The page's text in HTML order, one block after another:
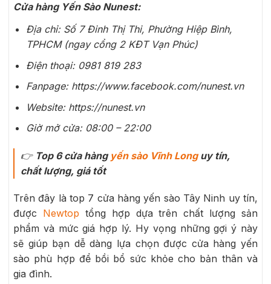
Cửa hàng Yến Sào Nunest:
Địa chỉ: Số 7 Đinh Thị Thi, Phường Hiệp Bình,
TPHCM (ngay cổng 2 KĐT Vạn Phúc)
Điện thoại: 0981 819 283
Fanpage: https://www.facebook.com/nunest.vn
Website: https://nunest.vn
Giờ mở cửa: 08:00 – 22:00
👉 Top 6 cửa hàng yến sào Vĩnh Longuy tín,
chất lượng, giá tốt
Trên đây là top 7 cửa hàng yến sào Tây Ninh uy tín,
được Newtop tổng hợp dựa trên chất lượng sản
phẩm và mức giá hợp lý. Hy vọng những gợi ý này
sẽ giúp bạn dễ dàng lựa chọn được cửa hàng yến
sào phù hợp để bồi bổ sức khỏe cho bản thân và
gia đình.